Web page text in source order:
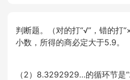
判断题。（对的打“√”，错的打
小数，所得的商必定大于5.9。
（2）8.3292929…的循环节是